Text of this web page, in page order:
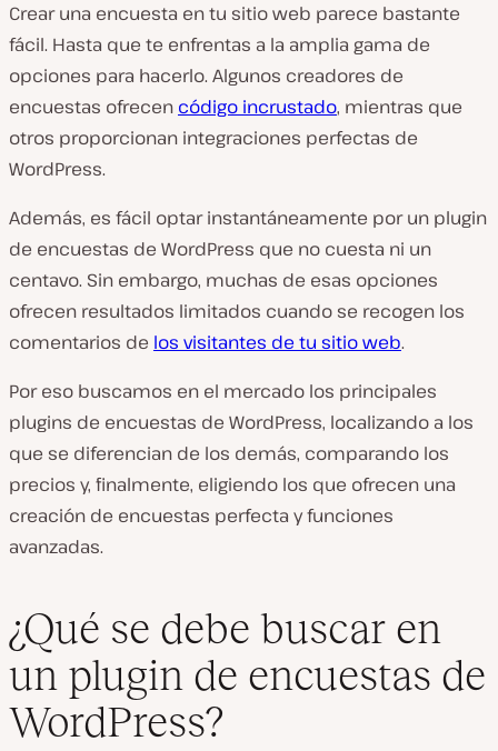
Crear una encuesta en tu sitio web parece bastante
fácil. Hasta que te enfrentas a la amplia gama de
opciones para hacerlo. Algunos creadores de
encuestas ofrecen código incrustado, mientras que
otros proporcionan integraciones perfectas de
WordPress.
Además, es fácil optar instantáneamente por un plugin
de encuestas de WordPress que no cuesta ni un
centavo. Sin embargo, muchas de esas opciones
ofrecen resultados limitados cuando se recogen los
comentarios de los visitantes de tu sitio web.
Por eso buscamos en el mercado los principales
plugins de encuestas de WordPress, localizando a los
que se diferencian de los demás, comparando los
precios y, finalmente, eligiendo los que ofrecen una
creación de encuestas perfecta y funciones
avanzadas.
¿Qué se debe buscar en
un plugin de encuestas de
WordPress?